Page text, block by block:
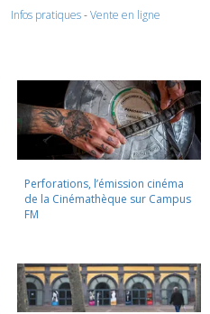
Infos pratiques-Vente en ligne
Perforations, l’émission cinéma
de la Cinémathèque sur Campus
FM